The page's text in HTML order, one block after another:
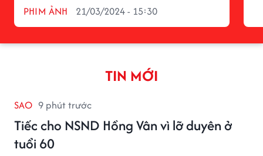
PHIM ẢNH 21/03/2024 - 15:30
TIN MỚI
SAO 9 phút trước
Tiếc cho NSND Hồng Vân vì lỡ duyên ở
tuổi 60